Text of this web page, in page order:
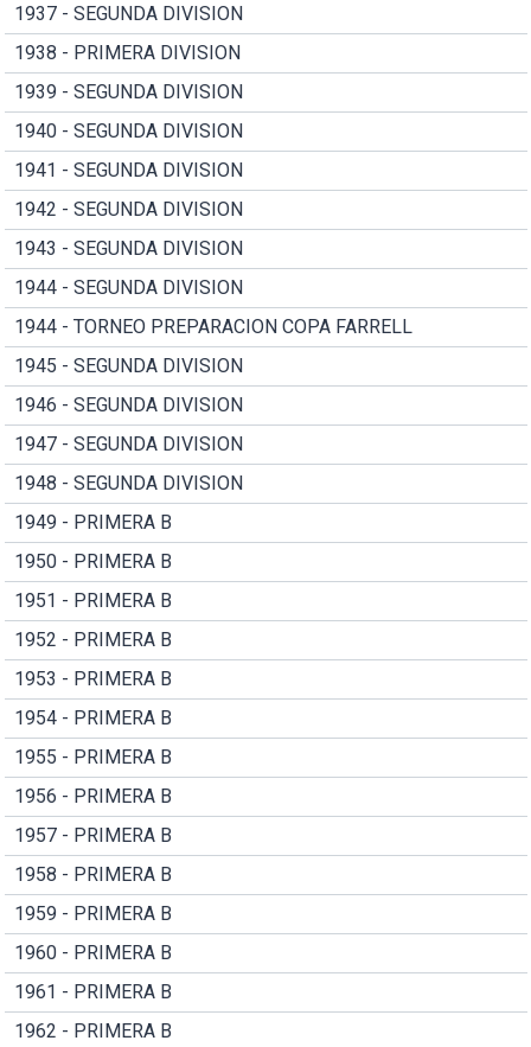
1937 - SEGUNDA DIVISION
1938 - PRIMERA DIVISION
1939 - SEGUNDA DIVISION
1940 - SEGUNDA DIVISION
1941 - SEGUNDA DIVISION
1942 - SEGUNDA DIVISION
1943 - SEGUNDA DIVISION
1944 - SEGUNDA DIVISION
1944 - TORNEO PREPARACION COPA FARRELL
1945 - SEGUNDA DIVISION
1946 - SEGUNDA DIVISION
1947 - SEGUNDA DIVISION
1948 - SEGUNDA DIVISION
1949 - PRIMERA B
1950 - PRIMERA B
1951 - PRIMERA B
1952 - PRIMERA B
1953 - PRIMERA B
1954 - PRIMERA B
1955 - PRIMERA B
1956 - PRIMERA B
1957 - PRIMERA B
1958 - PRIMERA B
1959 - PRIMERA B
1960 - PRIMERA B
1961 - PRIMERA B
1962 - PRIMERA B